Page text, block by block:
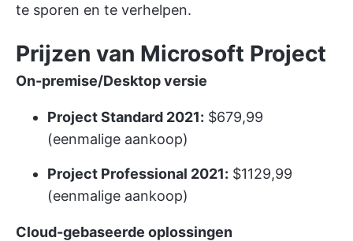
te sporen en te verhelpen.
Prijzen van Microsoft Project
On-premise/Desktop versie
Project Standard 2021: $679,99
(eenmalige aankoop)
Project Professional 2021: $1129,99
(eenmalige aankoop)
Cloud-gebaseerde oplossingen